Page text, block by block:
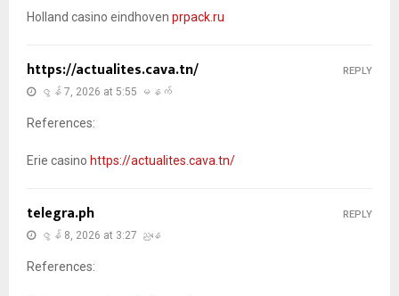
Holland casino eindhoven prpack.ru
https://actualites.cava.tn/
ဇွန် 7, 2026 at 5:55 မနက်
References:
Erie casino https://actualites.cava.tn/
REPLY
telegra.ph
ဇွန် 8, 2026 at 3:27 ညနေ
References:
REPLY